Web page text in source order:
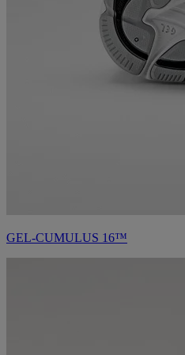
GEL-CUMULUS 16™